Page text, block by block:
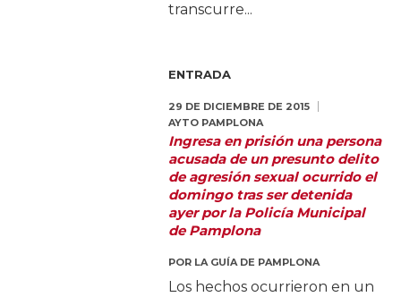
transcurre...
ENTRADA
29 DE DICIEMBRE DE 2015
AYTO PAMPLONA
Ingresa en prisión una persona
acusada de un presunto delito
de agresión sexual ocurrido el
domingo tras ser detenida
ayer por la Policía Municipal
de Pamplona
POR LA GUÍA DE PAMPLONA
Los hechos ocurrieron en un